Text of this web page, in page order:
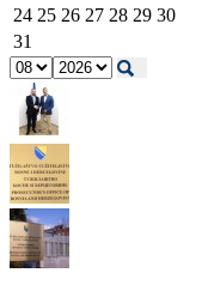
24 25 26 27 28 29 30
31